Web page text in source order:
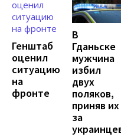
Генштаб
оценил
ситуацию
на
фронте
В
Гданьске
мужчина
избил
двух
поляков,
приняв их
за